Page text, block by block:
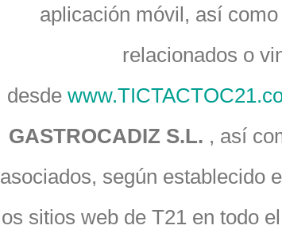
aplicación móvil, así
relacionados o
desde
GASTROCADIZ S.L. , así
asociados, según establecido
los sitios web de T21 en todo